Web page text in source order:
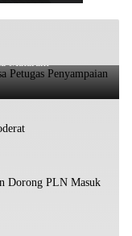
Jasa Petugas
Dorong PLN Masuk